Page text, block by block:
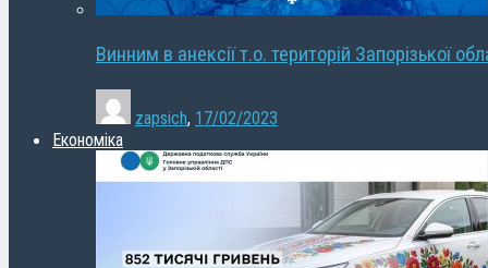
Винним в анексії т.о. територій Запорізької
zapsich, 17/02/2023
Економіка